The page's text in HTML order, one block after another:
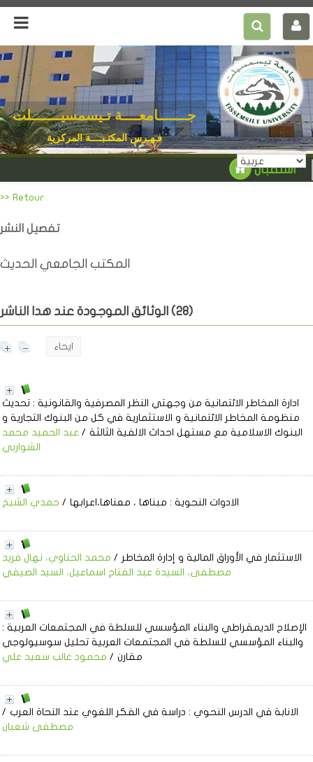
جـــــــامعــــة تـيسمسيـــــــلت
فـهـرس المكتـبــــة المركزية
استقبال
>> Retour
تفصيل النشر
المكتب الجامعي الحديث
الوثائق الموجودة عند هدا الناشر (28)
ايحاء
ادارة المخاطر الائتمانية من وجهتي النظر المصرفية والقانونية : تحديث
منظومة المخاطر الائتمانية و الاستثمارية في كل من البنوك التجارية و
البنوك الاسلامية مع مستهل احداث الالفية الثالثة / عبد الحميد محمد
الشواربي
الادوات النحوية : مبناها ، معناها،اعرابها / حمدي الشيخ
الاستثمار في الأوراق المالية و إدارة المخاطر / محمد الحناوي، نهال فريد
مصطفى، السيدة عبد الفتاح اسماعيل، السيد الصيفي
الإصلاح الديمقراطي والبناء المؤسسي للسلطة في المجتمعات العربية :
والبناء المؤسسي للسلطة في المجتمعات العربية تحليل سوسيولوجي
مقارن / محمود غالب سعيد علي
الانابة في الدرس النحوي : دراسة في الفكر اللغوي عند النحاة العرب /
مصطفى شعبان